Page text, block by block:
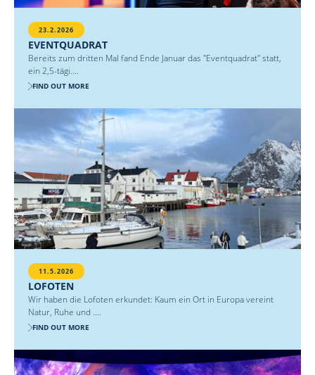
23.2.2026
EVENTQUADRAT
Bereits zum dritten Mal fand Ende Januar das "Eventquadrat" statt,
ein 2,5-tägi....
FIND OUT MORE
11.5.2026
LOFOTEN
Wir haben die Lofoten erkundet: Kaum ein Ort in Europa vereint
Natur, Ruhe und ....
FIND OUT MORE